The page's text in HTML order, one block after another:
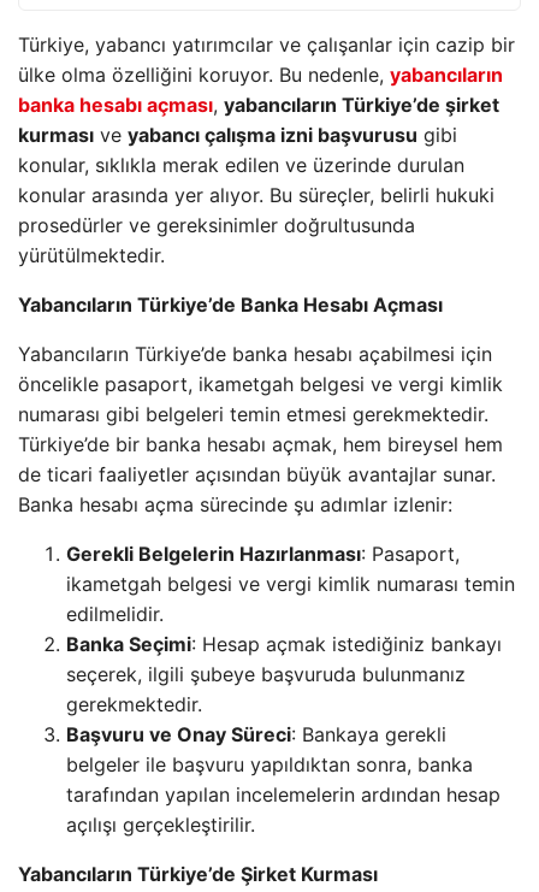
Türkiye, yabancı yatırımcılar ve çalışanlar için cazip bir
ülke olma özelliğini koruyor. Bu nedenle, yabancıların
banka hesabı açması, yabancıların Türkiye’de şirket
kurması ve yabancı çalışma izni başvurusu gibi
konular, sıklıkla merak edilen ve üzerinde durulan
konular arasında yer alıyor. Bu süreçler, belirli hukuki
prosedürler ve gereksinimler doğrultusunda
yürütülmektedir.
Yabancıların Türkiye’de Banka Hesabı Açması
Yabancıların Türkiye’de banka hesabı açabilmesi için
öncelikle pasaport, ikametgah belgesi ve vergi kimlik
numarası gibi belgeleri temin etmesi gerekmektedir.
Türkiye’de bir banka hesabı açmak, hem bireysel hem
de ticari faaliyetler açısından büyük avantajlar sunar.
Banka hesabı açma sürecinde şu adımlar izlenir:
Gerekli Belgelerin Hazırlanması: Pasaport,
ikametgah belgesi ve vergi kimlik numarası temin
edilmelidir.
Banka Seçimi: Hesap açmak istediğiniz bankayı
seçerek, ilgili şubeye başvuruda bulunmanız
gerekmektedir.
Başvuru ve Onay Süreci: Bankaya gerekli
belgeler ile başvuru yapıldıktan sonra, banka
tarafından yapılan incelemelerin ardından hesap
açılışı gerçekleştirilir.
Yabancıların Türkiye’de Şirket Kurması